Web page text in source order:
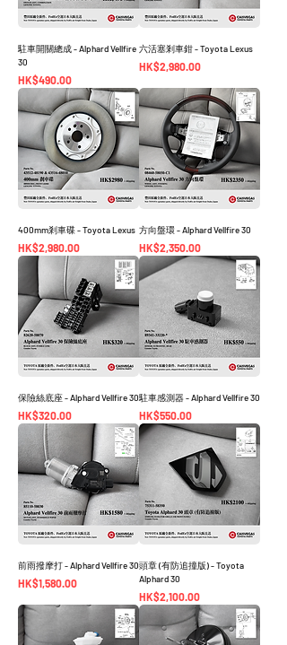
駐車開關總成 - Alphard Vellfire
30
價格
HK$490.00
六活塞剎車鉗 - Toyota Lexus
價格
HK$2,980.00
400mm剎車碟 - Toyota Lexus
價格
HK$2,980.00
方向盤環 - Alphard Vellfire 30
價格
HK$2,350.00
保險絲底座 - Alphard Vellfire 30
價格
HK$320.00
駐車感測器 - Alphard Vellfire 30
價格
HK$550.00
前雨撥摩打 - Alphard Vellfire 30
價格
HK$1,580.00
頭章 (有防追撞版) - Toyota
Alphard 30
價格
HK$2,100.00